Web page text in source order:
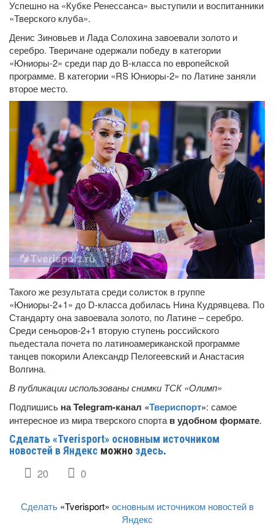
Успешно на «Кубке Ренессанса» выступили и воспитанники
«Тверского клуба».
Денис Зиновьев и Лада Солохина завоевали золото и
серебро. Тверичане одержали победу в категории
«Юниоры-2» среди пар до В-класса по европейской
программе. В категории «RS Юниоры-2» по Латине заняли
второе место.
Такого же результата среди солисток в группе
«Юниоры-2+1» до D-класса добилась Нина Кудрявцева. По
Стандарту она завоевала золото, по Латине – серебро.
Среди сеньоров-2+1 вторую ступень российского
пьедестала почета по латиноамериканской программе
танцев покорили Александр Пелогеевский и Анастасия
Волгина.
В публикации использованы снимки ТСК «Олимп»
Подпишись на Telegram-канал «Твериспорт»: самое
интересное из мира тверского спорта в удобном формате.
Сделать «Tverisport» основным источником
новостей в Яндекс можно здесь.
20 0
Сделать «Tverisport» основным источником новостей в
Яндекс